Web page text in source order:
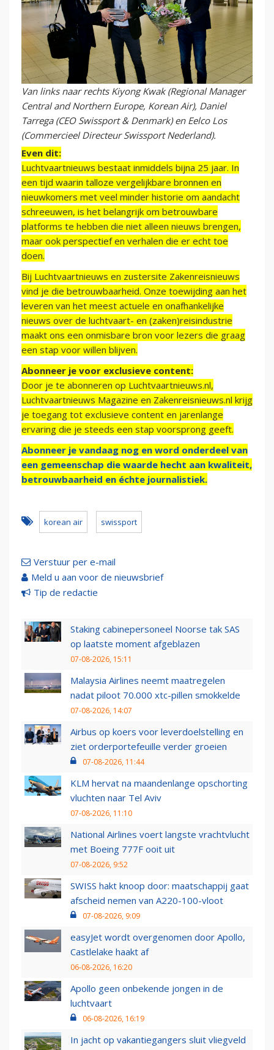
Van links naar rechts Kiyong Kwak (Regional Manager
Central and Northern Europe, Korean Air), Daniel
Tarrega (CEO Swissport & Denmark) en Eelco Los
(Commercieel Directeur Swissport Nederland).
Even dit:
Luchtvaartnieuws bestaat inmiddels bijna 25 jaar. In
een tijd waarin talloze vergelijkbare bronnen en
nieuwkomers met veel minder historie om aandacht
schreeuwen, is het belangrijk om betrouwbare
platforms te hebben die niet alleen nieuws brengen,
maar ook perspectief en verhalen die er echt toe
doen.
Bij Luchtvaartnieuws en zustersite Zakenreisnieuws
vind je die betrouwbaarheid. Onze toewijding aan het
leveren van het meest actuele en onafhankelijke
nieuws over de luchtvaart- en (zaken)reisindustrie
maakt ons een onmisbare bron voor lezers die graag
een stap voor willen blijven.
Abonneer je voor exclusieve content:
Door je te abonneren op Luchtvaartnieuws.nl,
Luchtvaartnieuws Magazine en Zakenreisnieuws.nl krijg
je toegang tot exclusieve content en jarenlange
ervaring die je steeds een stap voorsprong geeft.
Abonneer je vandaag nog en word onderdeel van
een gemeenschap die waarde hecht aan kwaliteit,
betrouwbaarheid en échte journalistiek.
korean air swissport
Verstuur per e-mail
Meld u aan voor de nieuwsbrief
Tip de redactie
Staking cabinepersoneel Noorse tak SAS
op laatste moment afgeblazen
07-08-2026, 15:11
Malaysia Airlines neemt maatregelen
nadat piloot 70.000 xtc-pillen smokkelde
07-08-2026, 14:07
Airbus op koers voor leverdoelstelling en
ziet orderportefeuille verder groeien
07-08-2026, 11:44
KLM hervat na maandenlange opschorting
vluchten naar Tel Aviv
07-08-2026, 11:10
National Airlines voert langste vrachtvlucht
met Boeing 777F ooit uit
07-08-2026, 9:52
SWISS hakt knoop door: maatschappij gaat
afscheid nemen van A220-100-vloot
07-08-2026, 9:09
easyJet wordt overgenomen door Apollo,
Castlelake haakt af
06-08-2026, 16:20
Apollo geen onbekende jongen in de
luchtvaart
06-08-2026, 16:19
In jacht op vakantiegangers sluit vliegveld